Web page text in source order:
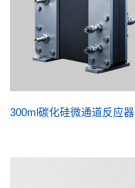
300ml碳化硅微通道反应器